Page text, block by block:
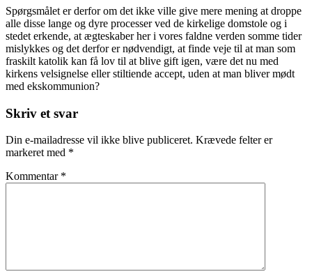
Spørgsmålet er derfor om det ikke ville give mere mening at droppe
alle disse lange og dyre processer ved de kirkelige domstole og i
stedet erkende, at ægteskaber her i vores faldne verden somme tider
mislykkes og det derfor er nødvendigt, at finde veje til at man som
fraskilt katolik kan få lov til at blive gift igen, være det nu med
kirkens velsignelse eller stiltiende accept, uden at man bliver mødt
med ekskommunion?
Skriv et svar
Din e-mailadresse vil ikke blive publiceret. Krævede felter er
markeret med *
Kommentar *